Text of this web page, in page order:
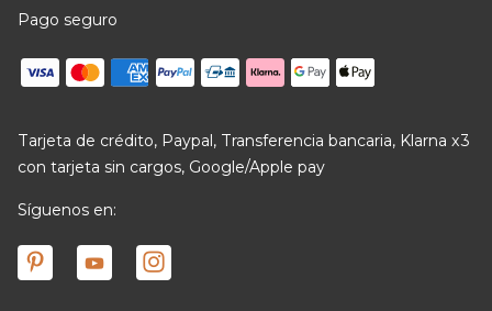
Pago seguro
Tarjeta de crédito, Paypal, Transferencia bancaria, Klarna x3
con tarjeta sin cargos, Google/Apple pay
Síguenos en: